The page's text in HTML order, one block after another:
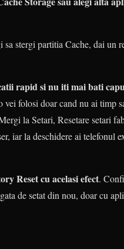
sa stergi partitia Cache, dai un
rapid si nu iti mai bati
vei folosi doar cand nu ai timp
la Setari, Resetare setari
iar la deschidere ai telefonul
Reset cu acelasi efect.
de setat din nou, doar cu